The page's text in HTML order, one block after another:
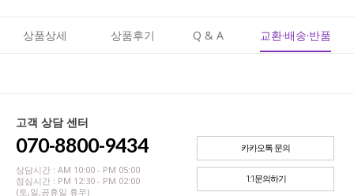
상품상세 상품후기 Q & A 교환·배송·반품
고객 상담 센터
070-8800-9434
상담시간 : AM 10:00 - PM 05:00
점심시간 : PM 12:30 - PM 02:00
(토,일,공휴일 휴무)
카카오톡 문의
1:1문의하기